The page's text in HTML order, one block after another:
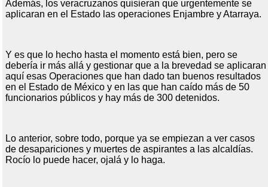
Además, los veracruzanos quisieran que urgentemente se
aplicaran en el Estado las operaciones Enjambre y Atarraya.
Y es que lo hecho hasta el momento está bien, pero se
debería ir más allá y gestionar que a la brevedad se aplicaran
aquí esas Operaciones que han dado tan buenos resultados
en el Estado de México y en las que han caído más de 50
funcionarios públicos y hay más de 300 detenidos.
Lo anterior, sobre todo, porque ya se empiezan a ver casos
de desapariciones y muertes de aspirantes a las alcaldías.
Rocío lo puede hacer, ojalá y lo haga.